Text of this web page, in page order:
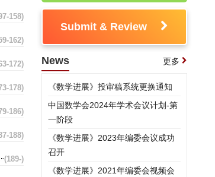
158)
162)
172)
178)
186)
188)
(189-)
Submit & Review
News 更多
《数学进展》投审稿系统更换通知
中国数学会2024年学术会议计划-第
一阶段
《数学进展》2023年编委会议成功
召开
《数学进展》2021年编委会视频会